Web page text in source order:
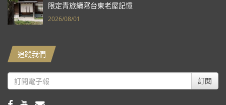
限定青旅續寫台東老屋記憶
2026/08/01
追蹤我們
訂閱